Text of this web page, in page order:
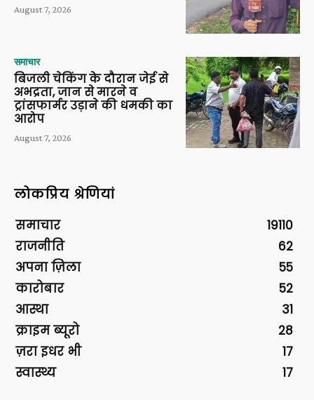
August 7, 2026
समाचार
बिजली चेकिंग के दौरान जेई से
अभद्रता, जान से मारने व
ट्रांसफार्मर उड़ाने की धमकी का
आरोप
August 7, 2026
लोकप्रिय श्रेणियां
समाचार
19110
राजनीति
62
अपना ज़िला
55
कारोबार
52
आस्था
31
क्राइम ब्यूरो
28
ज़रा इधर भी
17
स्वास्थ्य
17